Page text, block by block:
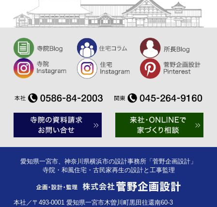
愛知県一宮市、神奈川県横浜市の設計事務所「菅野企画設計」
寺院・和風住宅・古民家再生の設計と工事監理
本社／〒493-0001 愛知県一宮市木曽川町黒田往還南60-3